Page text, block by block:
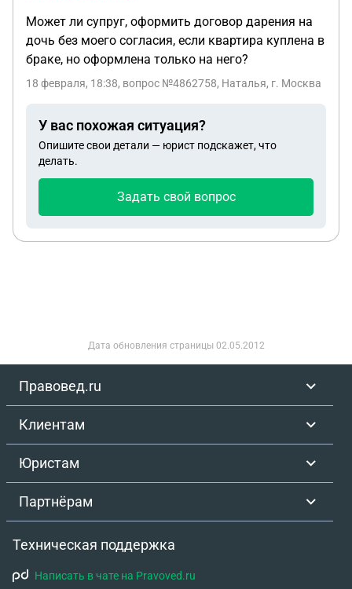
Может ли супруг, оформить договор дарения на
дочь без моего согласия, если квартира куплена в
браке, но оформлена только на него?
18 февраля, 18:38, вопрос №4862758, Наталья, г. Москва
У вас похожая ситуация?
Опишите свои детали — юрист подскажет, что
делать.
Задать свой вопрос
Дата обновления страницы 02.05.2012
Правовед.ru
Клиентам
Юристам
Партнёрам
Техническая поддержка
Написать в чате на Pravoved.ru